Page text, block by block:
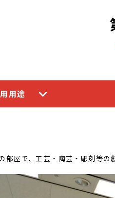
用途
部屋で、工芸・陶芸・彫刻等の